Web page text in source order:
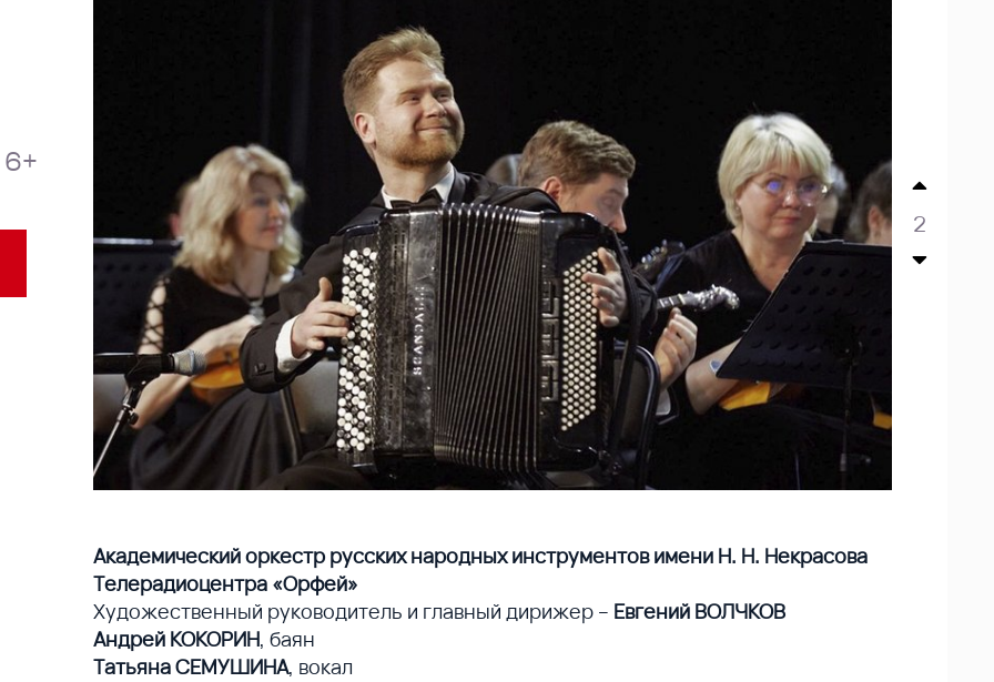
6+
2
Академический оркестр русских народных инструментов имени Н. Н. Некрасова
Телерадиоцентра «Орфей»
Художественный руководитель и главный дирижер – Евгений ВОЛЧКОВ
Андрей КОКОРИН, баян
Татьяна СЕМУШИНА, вокал